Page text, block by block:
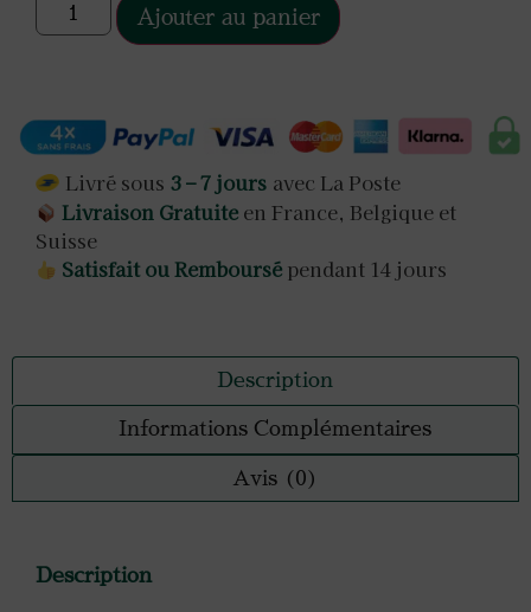
Ajouter au panier
Livré sous 3 – 7 jours avec La Poste
Livraison Gratuite en France, Belgique et
Suisse
Satisfait ou Remboursé pendant 14 jours
Description
Informations Complémentaires
Avis (0)
Description